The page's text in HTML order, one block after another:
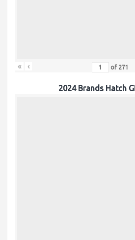
« ‹ of 271
2024 Brands Hatch